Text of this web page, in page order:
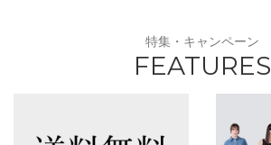
特集・キャンペーン
FEATURES